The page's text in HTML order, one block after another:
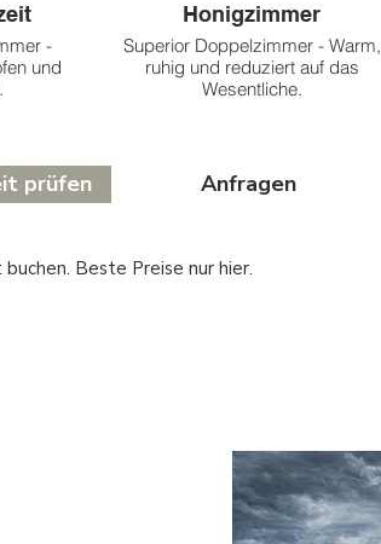
-
und
Honigzimmer
Superior Doppelzimmer - Warm,
ruhig und reduziert auf das
Wesentliche.
prüfen Anfragen
Beste Preise nur hier.